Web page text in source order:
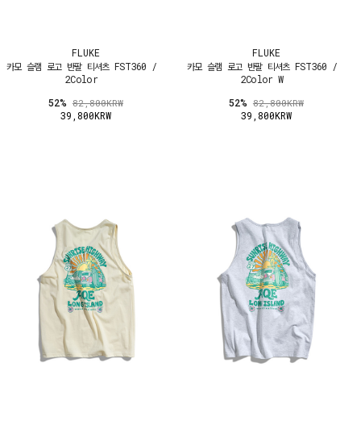
FLUKE
카모 슬램 로고 반팔 티셔츠 FST360 /
2Color
52% 82,800KRW
39,800KRW
FLUKE
카모 슬램 로고 반팔 티셔츠 FST360 /
2Color W
52% 82,800KRW
39,800KRW